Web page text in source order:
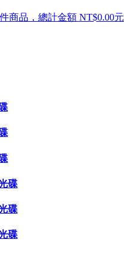
商品，總計金額 NT$0.00元
碟
碟
碟